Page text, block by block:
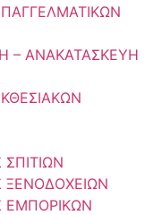
– ΑΝΑΚΑΤΑΣΚΕΥΗ
ΣΠΙΤΙΩΝ
ΞΕΝΟΔΟΧΕΙΩΝ
ΕΜΠΟΡΙΚΩΝ